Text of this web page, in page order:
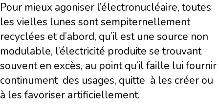
Pour mieux agoniser l’électronucléaire, toutes
les vielles lunes sont sempiternellement
recyclées et d’abord, qu’il est une source non
modulable, l’électricité produite se trouvant
souvent en excès, au point qu’il faille lui fournir
continument des usages, quitte à les créer ou
à les favoriser artificiellement.